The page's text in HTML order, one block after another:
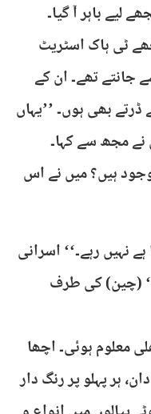
لیے باہر آ گیا۔
ٹی ہاک اسٹریٹ
جانتے تھے۔ ان کے
بھی ہوں۔ ’’یہاں
نے مجھ سے کہا۔
ہیں؟ میں نے اس
نہیں رہے۔‘‘ اسرانی
(چین) کی طرف
معلوم ہوئی۔ اچھا
ہر پہلو پر رنگ دار